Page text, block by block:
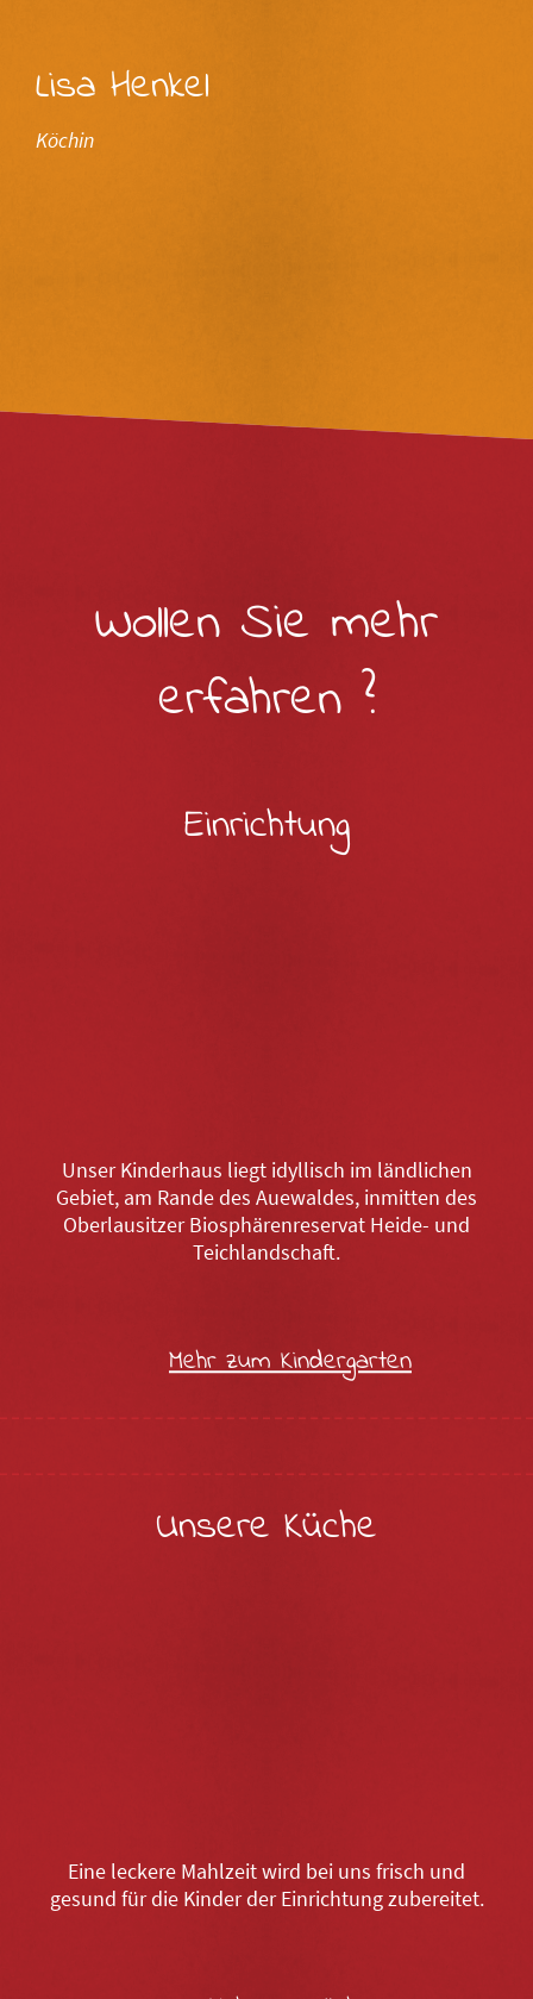
Lisa Henkel
Köchin
Wollen Sie mehr
erfahren ?
Einrichtung
Unser Kinderhaus liegt idyllisch im ländlichen
Gebiet, am Rande des Auewaldes, inmitten des
Oberlausitzer Biosphärenreservat Heide- und
Teichlandschaft.
Mehr zum Kindergarten
Unsere Küche
Eine leckere Mahlzeit wird bei uns frisch und
gesund für die Kinder der Einrichtung zubereitet.